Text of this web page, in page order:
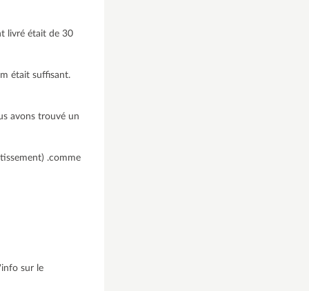
livré était de 30
était suffisant.
avons trouvé un
.comme
sur le